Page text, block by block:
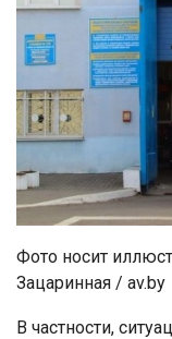
Фото носит
Зацаринная / av.by
В частности,